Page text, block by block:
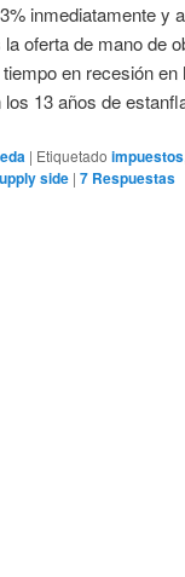
inmediatamente y
oferta de mano de
en recesión
13 años de
| Etiquetado impuestos
side | 7 Respuestas